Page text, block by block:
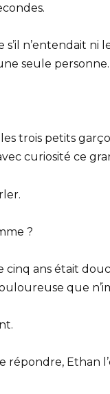
n’entendait ni
seule personne.
trois petits
curiosité ce
?
cinq ans était
que
répondre, Ethan